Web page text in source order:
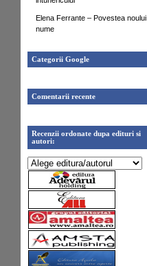
Elena Ferrante – Povestea noului
nume
Categorii Google
Comentarii recente
Recenzii ordonate dupa edituri si
autori: